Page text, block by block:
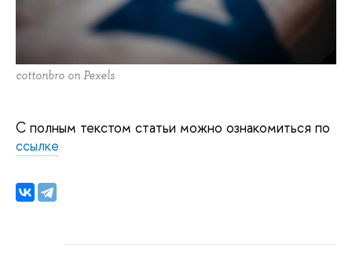
cottonbro on Pexels
С полным текстом статьи можно ознакомиться по
ссылке